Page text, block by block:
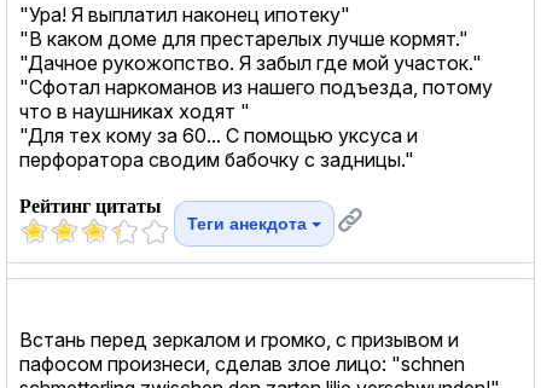
"Ура! Я выплатил наконец ипотеку"
"В каком доме для престарелых лучше кормят."
"Дачное рукожопство. Я забыл где мой участок."
"Сфотал наркоманов из нашего подъезда, потому
что в наушниках ходят "
"Для тех кому за 60... С помощью уксуса и
перфоратора сводим бабочку с задницы."
Рейтинг цитаты
Теги анекдота
Встань перед зеркалом и громко, с призывом и
пафосом произнеси, сделав злое лицо: "schnen